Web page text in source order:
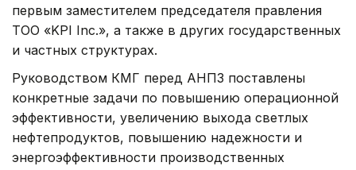
первым заместителем председателя правления
ТОО «KPI Inc.», а также в других государственных
и частных структурах.
Руководством КМГ перед АНПЗ поставлены
конкретные задачи по повышению операционной
эффективности, увеличению выхода светлых
нефтепродуктов, повышению надежности и
энергоэффективности производственных